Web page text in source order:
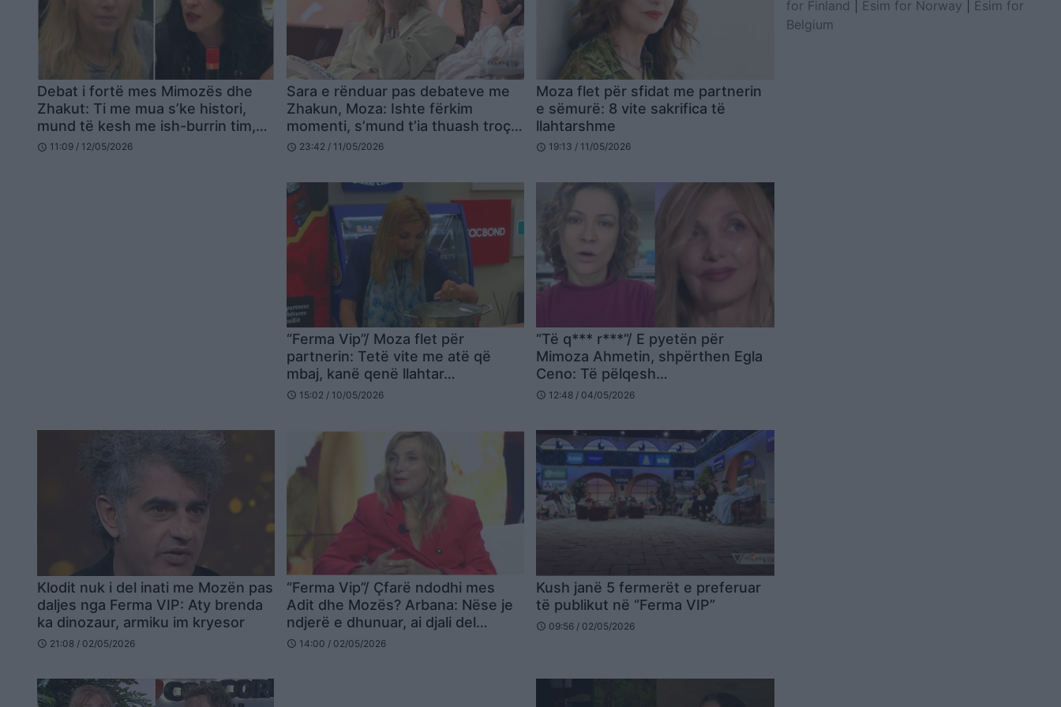
Debat i fortë mes Mimozës dhe
Zhakut: Ti me mua s’ke histori,
mund të kesh me ish-burrin tim,
Servile, e pafytyrë…
schedule 11:09 / 12/05/2026
Sara e rënduar pas debateve me
Zhakun, Moza: Ishte fërkim
momenti, s’mund t’ia thuash troç
pa e njohur
schedule 23:42 / 11/05/2026
Moza flet për sfidat me partnerin
e sëmurë: 8 vite sakrifica të
llahtarshme
schedule 19:13 / 11/05/2026
“Ferma Vip”/ Moza flet për
partnerin: Tetë vite me atë që
mbaj, kanë qenë llahtar…
schedule 15:02 / 10/05/2026
“Të q*** r***”/ E pyetën për
Mimoza Ahmetin, shpërthen Egla
Ceno: Të pëlqesh…
schedule 12:48 / 04/05/2026
Klodit nuk i del inati me Mozën pas
daljes nga Ferma VIP: Aty brenda
ka dinozaur, armiku im kryesor
schedule 21:08 / 02/05/2026
“Ferma Vip”/ Çfarë ndodhi mes
Adit dhe Mozës? Arbana: Nëse je
ndjerë e dhunuar, ai djali del
jashtë…
schedule 14:00 / 02/05/2026
Kush janë 5 fermerët e preferuar
të publikut në “Ferma VIP”
schedule 09:56 / 02/05/2026
for Finland
Esim for Norway
Esim for
Belgium